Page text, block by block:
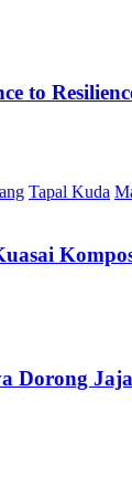
to
Tapal Kuda
Dorong